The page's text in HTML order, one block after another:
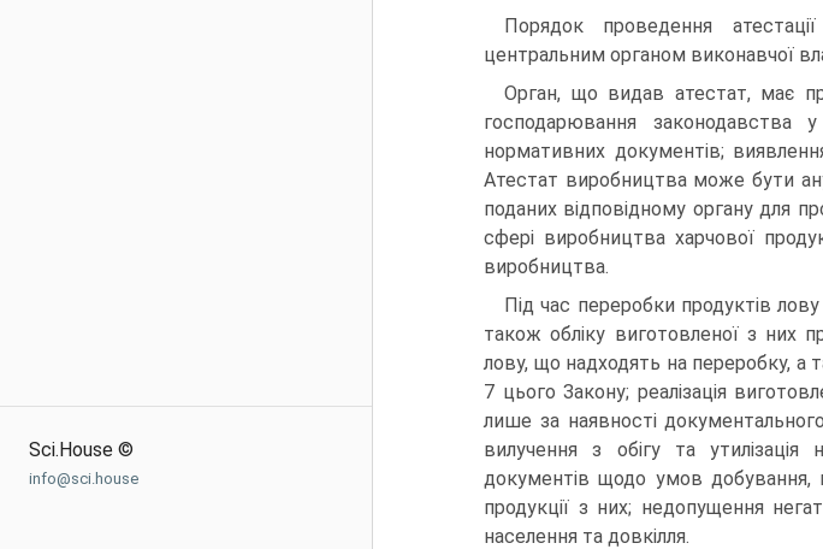
Sci.House ©
info@sci.house
Порядок проведення
центральним органом виконавчої
Орган, що видав атестат, має
господарювання законодавства
нормативних документів;
Атестат виробництва може бути
поданих відповідному органу для
сфері виробництва харчової
виробництва.
Під час переробки продуктів
також обліку виготовленої з них
лову, що надходять на переробку, а
7 цього Закону; реалізація
лише за наявності
вилучення з обігу та утилізація
документів щодо умов добування,
продукції з них; недопущення
населення та довкілля.